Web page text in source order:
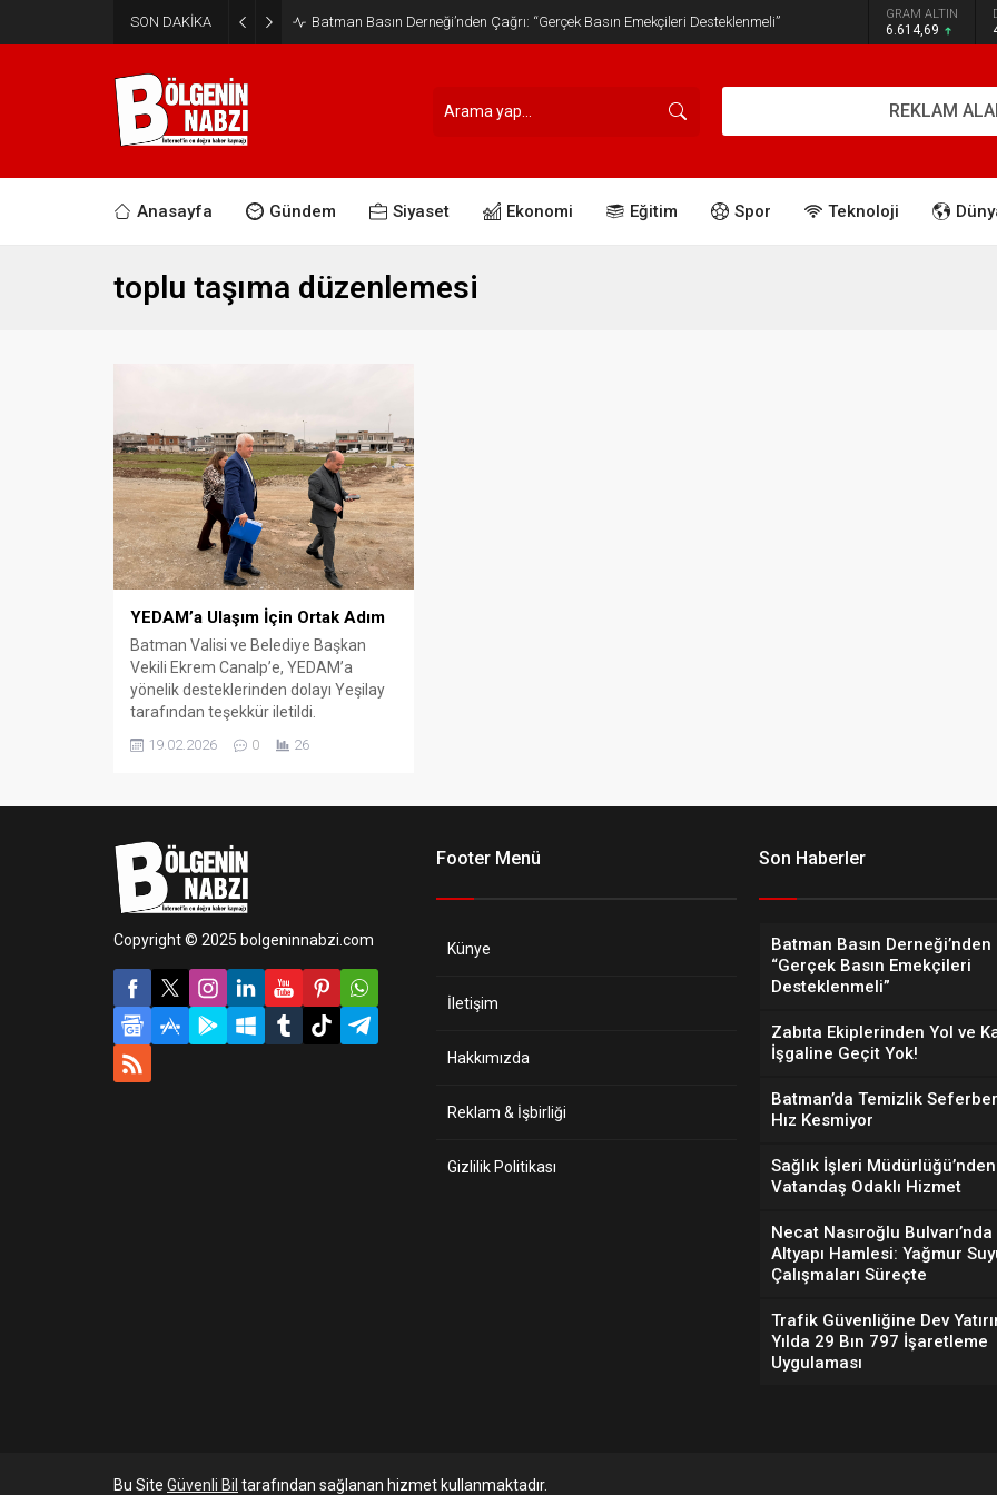
SON DAKİKA Batman Basın Derneği’nden Çağrı: “Gerçek Basın Emekçileri Desteklenmeli” GRAM ALTIN
6.614,69
REKLAM
Anasayfa Gündem Siyaset Ekonomi Eğitim Spor Teknoloji
toplu taşıma düzenlemesi
YEDAM’a Ulaşım İçin Ortak Adım
Batman Valisi ve Belediye Başkan
Vekili Ekrem Canalp’e, YEDAM’a
yönelik desteklerinden dolayı Yeşilay
tarafından teşekkür iletildi.
19.02.2026 0 26
Copyright © 2025 bolgeninnabzi.com
Footer Menü
Künye
İletişim
Hakkımızda
Reklam & İşbirliği
Gizlilik Politikası
Son Haberler
Batman Basın Derneği’nden
“Gerçek Basın Emekçileri
Desteklenmeli”
Zabıta Ekiplerinden Yol ve
İşgaline Geçit Yok!
Batman’da Temizlik
Hız Kesmiyor
Sağlık İşleri Müdürlüğü’nden
Vatandaş Odaklı Hizmet
Necat Nasıroğlu Bulvarı’nda
Altyapı Hamlesi: Yağmur
Çalışmaları Süreçte
Trafik Güvenliğine Dev
Yılda 29 Bın 797 İşaretleme
Uygulaması
Bu Site Güvenli Bil tarafından sağlanan hizmet kullanmaktadır.